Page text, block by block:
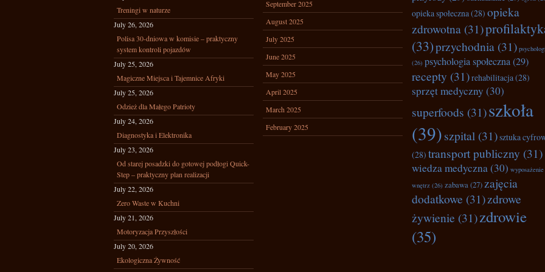
Treningi w naturze
July 26, 2026
Polisa 30-dniowa w komisie – praktyczny
system kontroli pojazdów
July 25, 2026
Magiczne Miejsca i Tajemnice Afryki
July 25, 2026
Odzież dla Małego Patrioty
July 24, 2026
Diagnostyka i Elektronika
July 23, 2026
Od starej posadzki do gotowej podłogi Quick-
Step – praktyczny plan realizacji
July 22, 2026
Zero Waste w Kuchni
July 21, 2026
Motoryzacja Przyszłości
July 20, 2026
Ekologiczna Żywność
September 2025
August 2025
July 2025
June 2025
May 2025
April 2025
March 2025
February 2025
opieka społeczna(28) opieka
zdrowotna (31)
(33)przychodnia (31)
(26) psychologia społeczna(29)
recepty (31)rehabilitacja(28)
sprzęt medyczny (30)
superfoods (31)szkoła
(39)szpital (31)sztuka
(28) transport publiczny (31)
wiedza medyczna(30) wyposażenie
wnętrz (26) zabawa(27) zajęcia
dodatkowe (31)zdrowe
żywienie (31)zdrowie
(35)